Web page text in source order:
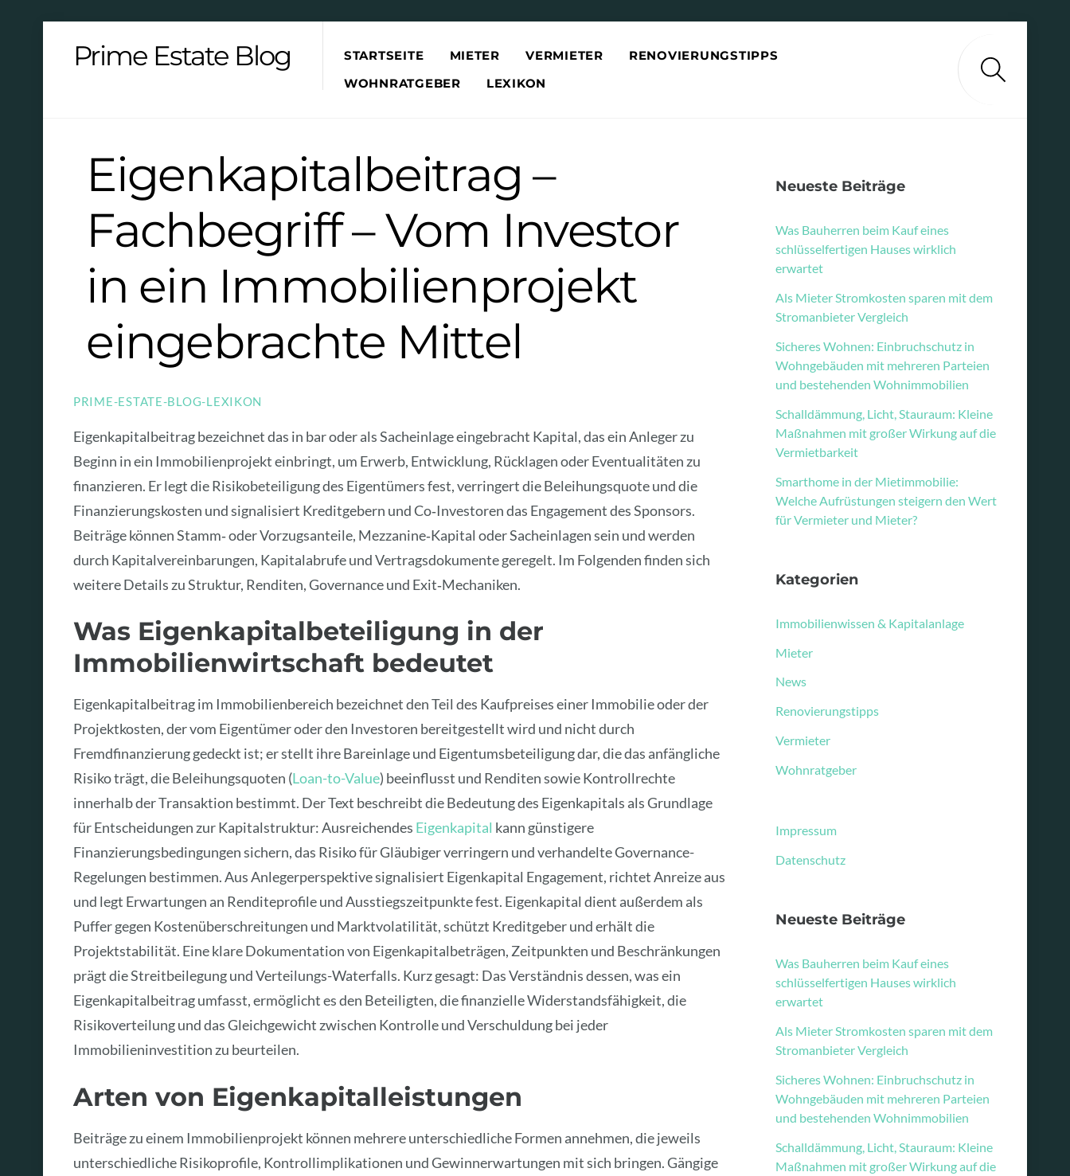
Prime Estate Blog STARTSEITE MIETER VERMIETER
RENOVIERUNGSTIPPS
WOHNRATGEBER
LEXIKON
Eigenkapitalbeitrag –
Fachbegriff – Vom Investor
in ein Immobilienprojekt
eingebrachte Mittel
PRIME-ESTATE-BLOG-LEXIKON
Eigenkapitalbeitrag bezeichnet das in bar oder als Sacheinlage eingebracht Kapital, das ein Anleger zu
Beginn in ein Immobilienprojekt einbringt, um Erwerb, Entwicklung, Rücklagen oder Eventualitäten zu
finanzieren. Er legt die Risikobeteiligung des Eigentümers fest, verringert die Beleihungsquote und die
Finanzierungskosten und signalisiert Kreditgebern und Co‑Investoren das Engagement des Sponsors.
Beiträge können Stamm‑ oder Vorzugsanteile, Mezzanine‑Kapital oder Sacheinlagen sein und werden
durch Kapitalvereinbarungen, Kapitalabrufe und Vertragsdokumente geregelt. Im Folgenden finden sich
weitere Details zu Struktur, Renditen, Governance und Exit‑Mechaniken.
Was Eigenkapitalbeteiligung in der
Immobilienwirtschaft bedeutet
Eigenkapitalbeitrag im Immobilienbereich bezeichnet den Teil des Kaufpreises einer Immobilie oder der
Projektkosten, der vom Eigentümer oder den Investoren bereitgestellt wird und nicht durch
Fremdfinanzierung gedeckt ist; er stellt ihre Bareinlage und Eigentumsbeteiligung dar, die das anfängliche
Risiko trägt, die Beleihungsquoten (Loan-to-Value) beeinflusst und Renditen sowie Kontrollrechte
innerhalb der Transaktion bestimmt. Der Text beschreibt die Bedeutung des Eigenkapitals als Grundlage
für Entscheidungen zur Kapitalstruktur: Ausreichendes Eigenkapital kann günstigere
Finanzierungsbedingungen sichern, das Risiko für Gläubiger verringern und verhandelte Governance-
Regelungen bestimmen. Aus Anlegerperspektive signalisiert Eigenkapital Engagement, richtet Anreize aus
und legt Erwartungen an Renditeprofile und Ausstiegszeitpunkte fest. Eigenkapital dient außerdem als
Puffer gegen Kostenüberschreitungen und Marktvolatilität, schützt Kreditgeber und erhält die
Projektstabilität. Eine klare Dokumentation von Eigenkapitalbeträgen, Zeitpunkten und Beschränkungen
prägt die Streitbeilegung und Verteilungs-Waterfalls. Kurz gesagt: Das Verständnis dessen, was ein
Eigenkapitalbeitrag umfasst, ermöglicht es den Beteiligten, die finanzielle Widerstandsfähigkeit, die
Risikoverteilung und das Gleichgewicht zwischen Kontrolle und Verschuldung bei jeder
Immobilieninvestition zu beurteilen.
Arten von Eigenkapitalleistungen
Beiträge zu einem Immobilienprojekt können mehrere unterschiedliche Formen annehmen, die jeweils
unterschiedliche Risikoprofile, Kontrollimplikationen und Gewinnerwartungen mit sich bringen. Gängige
Neueste Beiträge
Was Bauherren beim Kauf eines
schlüsselfertigen Hauses wirklich
erwartet
Als Mieter Stromkosten sparen mit dem
Stromanbieter Vergleich
Sicheres Wohnen: Einbruchschutz in
Wohngebäuden mit mehreren Parteien
und bestehenden Wohnimmobilien
Schalldämmung, Licht, Stauraum: Kleine
Maßnahmen mit großer Wirkung auf die
Vermietbarkeit
Smarthome in der Mietimmobilie:
Welche Aufrüstungen steigern den Wert
für Vermieter und Mieter?
Kategorien
Immobilienwissen & Kapitalanlage
Mieter
News
Renovierungstipps
Vermieter
Wohnratgeber
Impressum
Datenschutz
Neueste Beiträge
Was Bauherren beim Kauf eines
schlüsselfertigen Hauses wirklich
erwartet
Als Mieter Stromkosten sparen mit dem
Stromanbieter Vergleich
Sicheres Wohnen: Einbruchschutz in
Wohngebäuden mit mehreren Parteien
und bestehenden Wohnimmobilien
Schalldämmung, Licht, Stauraum: Kleine
Maßnahmen mit großer Wirkung auf die